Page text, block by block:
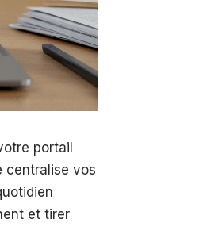
portail
centralise vos
et tirer